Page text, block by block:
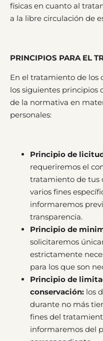
físicas en cuanto al
a la libre circulación de
PRINCIPIOS PARA EL
En el tratamiento de los
los siguientes principios
de la normativa en
personales:
Principio de
requeriremos el
tratamiento de tus
varios fines
informaremos
transparencia.
Principio de
solicitaremos
estrictamente
para los que son
Principio de
conservación: los
durante no más
fines del
informaremos del